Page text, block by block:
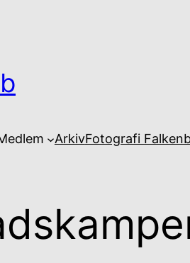
ArkivFotografi